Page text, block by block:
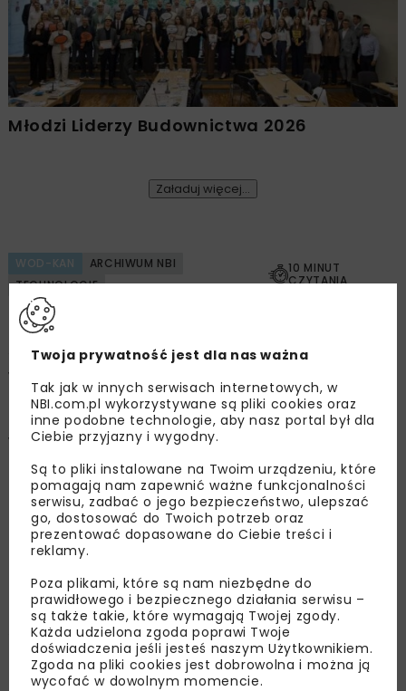
Młodzi Liderzy Budownictwa 2026
Załaduj więcej...
WOD-KAN
ARCHIWUM NBI
TECHNOLOGIE
10 MINUT
CZYTANIA
Automatyczne odczyty
wodomierzy jako narzędzie
sukcesywnej kontroli strat
wody
OPUBLIKOWANO: 20.09.2016
Technologie zdalnego odczytu liczników wody
umożliwiają wykonywanie zaawansowanych
analiz podnoszących efektywność zarządzania
siecią wodociągową. Wodociągi Krakowskie
testowo wdrożyły takie systemy. Dane z
opomiarowanych stref sieci służą do
Twoja prywatność jest dla nas ważna
Tak jak w innych serwisach internetowych, w
NBI.com.pl wykorzystywane są pliki cookies oraz
inne podobne technologie, aby nasz portal był dla
Ciebie przyjazny i wygodny.
Są to pliki instalowane na Twoim urządzeniu, które
pomagają nam zapewnić ważne funkcjonalności
serwisu, zadbać o jego bezpieczeństwo, ulepszać
go, dostosować do Twoich potrzeb oraz
prezentować dopasowane do Ciebie treści i
reklamy.
Poza plikami, które są nam niezbędne do
prawidłowego i bezpiecznego działania serwisu –
są także takie, które wymagają Twojej zgody.
Każda udzielona zgoda poprawi Twoje
doświadczenia jeśli jesteś naszym Użytkownikiem.
Zgoda na pliki cookies jest dobrowolna i można ją
wycofać w dowolnym momencie.